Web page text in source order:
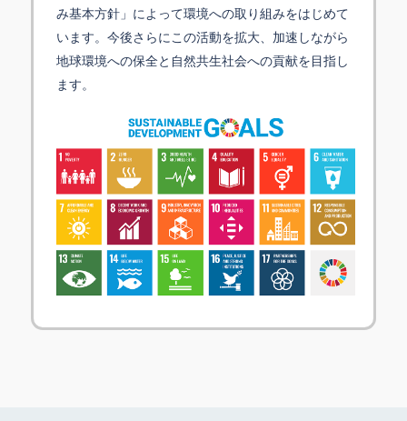
み基本方針」によって環境への取り組みをはじめて
います。今後さらにこの活動を拡大、加速しながら
地球環境への保全と自然共生社会への貢献を目指し
ます。